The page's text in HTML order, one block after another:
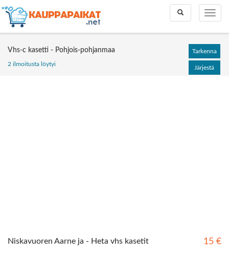
Toggle
Toggle
search
Vhs-c kasetti - Pohjois-pohjanmaa
2 ilmoitusta löytyi
Tarkenna
Järjestä
Niskavuoren Aarne ja - Heta vhs kasetit 15 €